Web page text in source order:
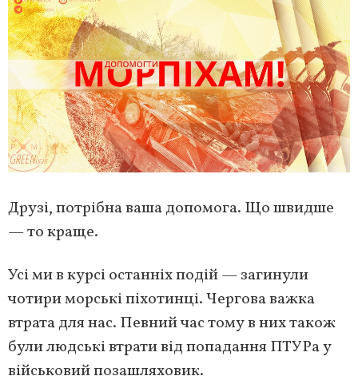
Друзі, потрібна ваша допомога. Що швидше
— то краще.
Усі ми в курсі останніх подій — загинули
чотири морські піхотинці. Чергова важка
втрата для нас. Певний час тому в них також
були людські втрати від попадання ПТУРа у
військовий позашляховик.